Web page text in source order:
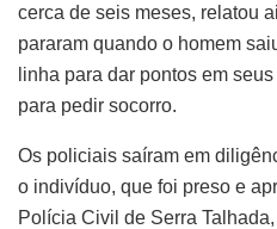
cerca de seis meses, relatou
pararam quando o homem
linha para dar pontos em
para pedir socorro.
Os policiais saíram em
o indivíduo, que foi preso e
Polícia Civil de Serra